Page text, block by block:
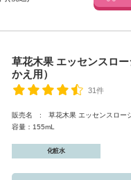
草花木果 エッセンスロ
かえ用）
31件
販売名 : 草花木果 エッセンスロー
容量：155mL
化粧水